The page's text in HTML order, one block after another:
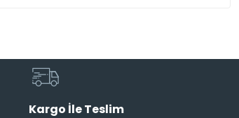
Kargo İle Teslim